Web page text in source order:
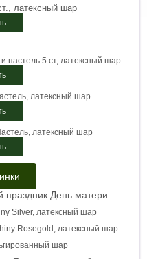
латексный шар
пастель 5 ст, латексный шар
латексный шар
латексный шар
День матери
Silver, латексный шар
Rosegold, латексный шар
шар